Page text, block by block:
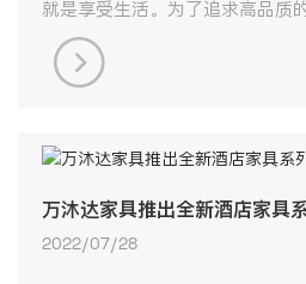
就是享受生活。为了追求高品质
认真工作，用心地扮演不同的社
下疲惫后，我们最想要的不过是
万沐达家具推出全新酒店家具
2022/07/28